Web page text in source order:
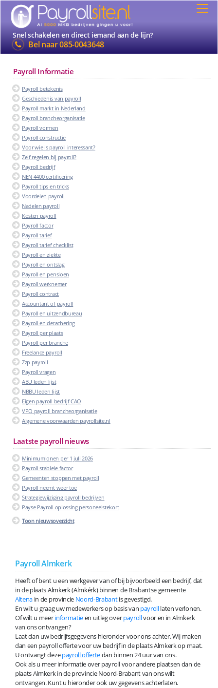
Snel schakelen en direct iemand aan de lijn?
Bel naar085-0043648
Payroll Informatie
Payroll betekenis
Geschiedenis van payroll
Payroll markt in Nederland
Payroll brancheorganisatie
Payroll vormen
Payroll constructie
Voor wie is payroll interessant?
Zelf regelen bij payroll?
Payroll bedrijf
NEN 4400 certificering
Payroll tips en tricks
Voordelen payroll
Nadelen payroll
Kosten payroll
Payroll factor
Payroll tarief
Payroll tarief checklist
Payroll en ziekte
Payroll en ontslag
Payroll en pensioen
Payroll werknemer
Payroll contract
Accountant of payroll
Payroll en uitzendbureau
Payroll en detachering
Payroll per plaats
Payroll per branche
Freelance payroll
Zzp payroll
Payroll vragen
ABU leden lijst
NBBU leden lijst
Eigen payroll bedrijf CAO
VPO payroll brancheorganisatie
Algemene voorwaarden payrollsite.nl
Laatste payroll nieuws
Minimumlonen per 1 juli 2026
Payroll stabiele factor
Gemeenten stoppen met payroll
Payroll neemt weer toe
Strategiewijziging payroll bedrijven
Payse Payroll oplossing personeelstekort
Toon nieuwsoverzicht
Payroll Almkerk
Heeft of bent u een werkgever van of bij bijvoorbeeld een bedrijf, dat
in de plaats Almkerk (Almkérk) binnen de Brabantse gemeente
Altena in de provincie Noord-Brabantis gevestigd.
En wilt u graag uw medewerkers op basis van payrolllaten verlonen.
Of wilt u meerinformatieen uitleg overpayrollvoor en in Almkerk
van ons ontvangen?
Laat dan uw bedrijfsgegevens hieronder voor ons achter. Wij maken
dan een payroll offerte voor uw bedrijf in de plaats Almkerk op maat.
U ontvangt dezepayroll offertedan binnen 24 uur van ons.
Ook als u meer informatie over payroll voor andere plaatsen dan de
plaats Almkerk in de provincie Noord-Brabant van ons wilt
ontvangen. Kunt u hieronder ook uw gegevens achterlaten.